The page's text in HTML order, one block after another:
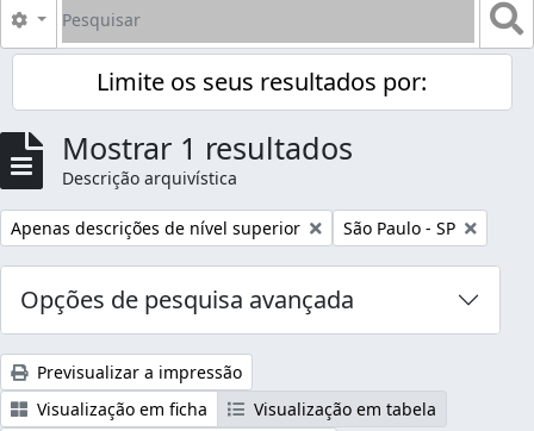
Opções de busca
Limite os seus resultados por:
Mostrar 1 resultados
Descrição arquivística
Remover filtro:
Apenas descrições de nível superior Remover filtro:
São Paulo - SP
Opções de pesquisa avançada
Previsualizar a impressão
Visualização em ficha
Visualização em tabela